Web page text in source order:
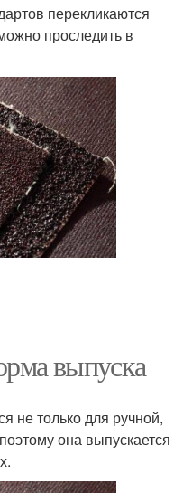
перекликаются
проследить в
выпуска
не только для ручной,
она выпускается